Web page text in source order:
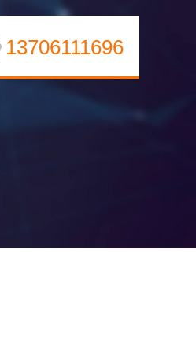
13706111696